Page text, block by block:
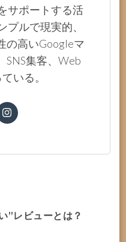
サポートする活
プルで現実的、
の高いGoogleマ
SNS集客、Web
いる。
”レビューとは？